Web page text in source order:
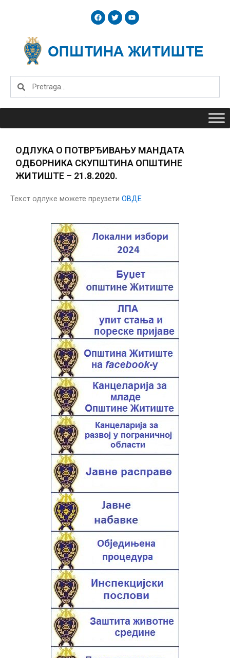
F
a
c
o
o
T
w
i
e
r
Y
o
u
b
e
Search
ОДЛУКА О ПОТВРЂИВАЊУ МАНДАТА
ОДБОРНИКА СКУПШТИНА ОПШТИНЕ
ЖИТИШТЕ – 21.8.2020.
Текст одлуке можете преузети ОВДЕ